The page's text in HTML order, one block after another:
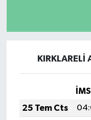
KIRKLARELİ
25 Tem Cts